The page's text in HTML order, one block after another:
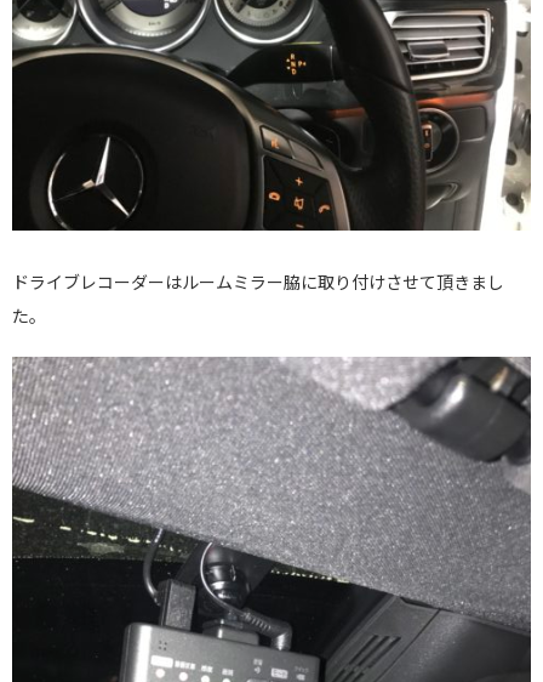
ドライブレコーダーはルームミラー脇に取り付けさせて頂きまし
た。